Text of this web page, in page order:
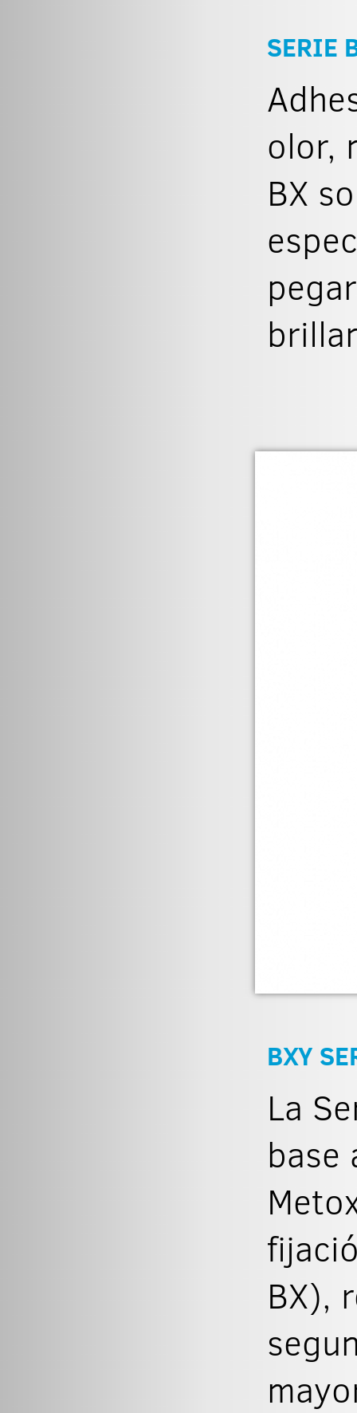
SERIE
olor,
BX
BXY
La
base
BX),